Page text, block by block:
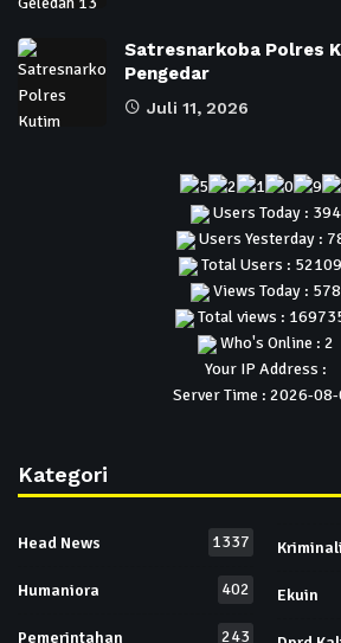
Satresnarkoba Polres
Pengedar
Juli 11, 2026
Users Today : 394
Users Yesterday :
Total Users :
Views Today : 578
Total views :
Who's Online : 2
Your IP Address :
Server Time : 2026-
Kategori
Head News 1337
Humaniora 402
Pemerintahan 243
Ekuin